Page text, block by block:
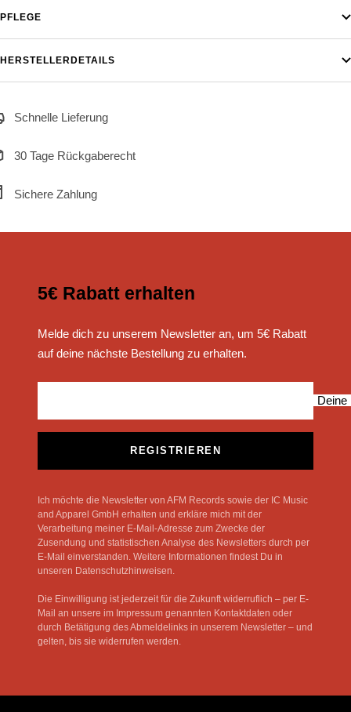
PFLEGE
HERSTELLERDETAILS
Schnelle Lieferung
30 Tage Rückgaberecht
Sichere Zahlung
5€ Rabatt erhalten
Melde dich zu unserem Newsletter an, um 5€ Rabatt
auf deine nächste Bestellung zu erhalten.
Deine
REGISTRIEREN
Ich möchte die Newsletter von AFM Records sowie der IC Music
and Apparel GmbH erhalten und erkläre mich mit der
Verarbeitung meiner E-Mail-Adresse zum Zwecke der
Zusendung und statistischen Analyse des Newsletters durch per
E-Mail einverstanden. Weitere Informationen findest Du in
unseren Datenschutzhinweisen.
Die Einwilligung ist jederzeit für die Zukunft widerruflich – per E-
Mail an unsere im Impressum genannten Kontaktdaten oder
durch Betätigung des Abmeldelinks in unserem Newsletter – und
gelten, bis sie widerrufen werden.